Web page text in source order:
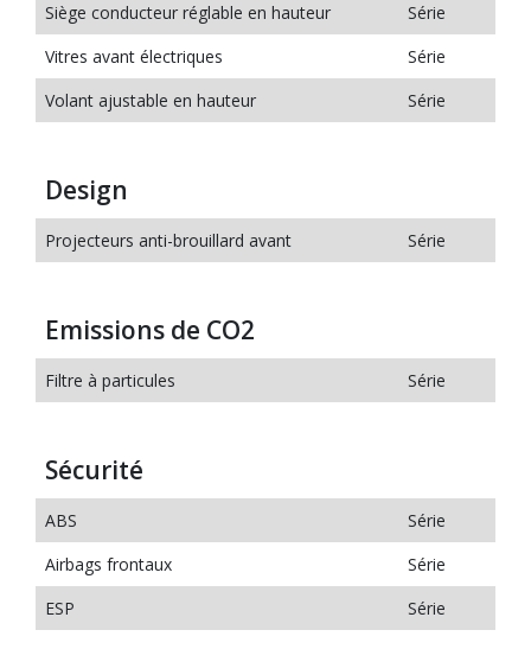
Siège conducteur réglable en hauteur
Série
Vitres avant électriques
Série
Volant ajustable en hauteur
Série
Design
Projecteurs anti-brouillard avant Série
Emissions de CO2
Filtre à particules Série
Sécurité
ABS
Série
Airbags frontaux
Série
ESP
Série